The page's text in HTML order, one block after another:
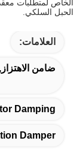
الخاص لمتطلبات
الحبل السلكي.
العلامات:
ضامن
Damping
Damper